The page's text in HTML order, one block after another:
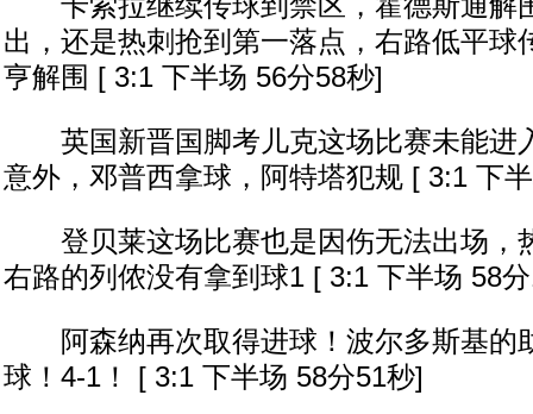
出，还是热刺抢到第一落点，右路低平球
亨解围 [ 3:1 下半场 56分58秒]
英国新晋国脚考儿克这场比赛未能进
意外，邓普西拿球，阿特塔犯规 [ 3:1 下
登贝莱这场比赛也是因伤无法出场，
右路的列侬没有拿到球1 [ 3:1 下半场 58
阿森纳再次取得进球！波尔多斯基的
球！4-1！ [ 3:1 下半场 58分51秒]